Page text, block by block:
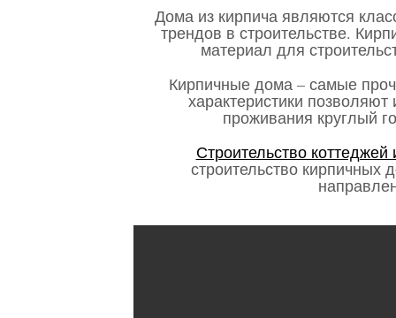
Дома из кирпича являются
трендов в строительстве.
материал для
Кирпичные дома – самые
характеристики
проживания круглый
Строительство
строительство